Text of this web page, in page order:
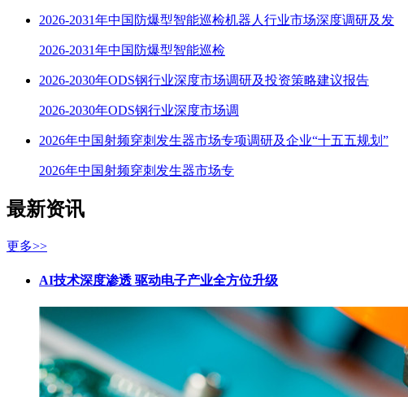
2026-2031年中国防爆型智能巡检机器人行业市场深度调研及发
2026-2031年中国防爆型智能巡检
2026-2030年ODS钢行业深度市场调研及投资策略建议报告
2026-2030年ODS钢行业深度市场调
2026年中国射频穿刺发生器市场专项调研及企业“十五五规划”
2026年中国射频穿刺发生器市场专
最新资讯
更多>>
AI技术深度渗透 驱动电子产业全方位升级